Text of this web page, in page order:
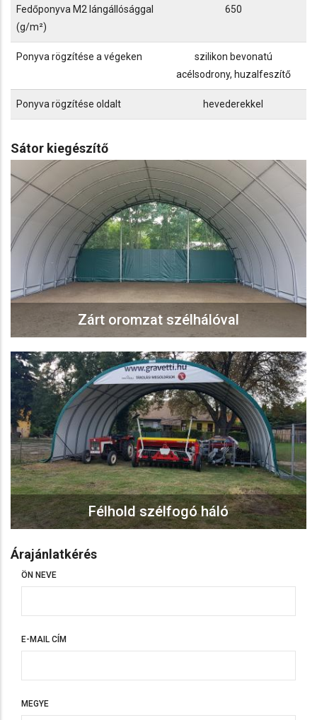
Fedőponyva M2 lángállósággal
(g/m²)
650
Ponyva rögzítése a végeken
szilikon bevonatú
acélsodrony, huzalfeszítő
Ponyva rögzítése oldalt hevederekkel
Sátor kiegészítő
Zárt oromzat szélhálóval
Félhold szélfogó háló
Árajánlatkérés
ÖN NEVE
E-MAIL CÍM
MEGYE